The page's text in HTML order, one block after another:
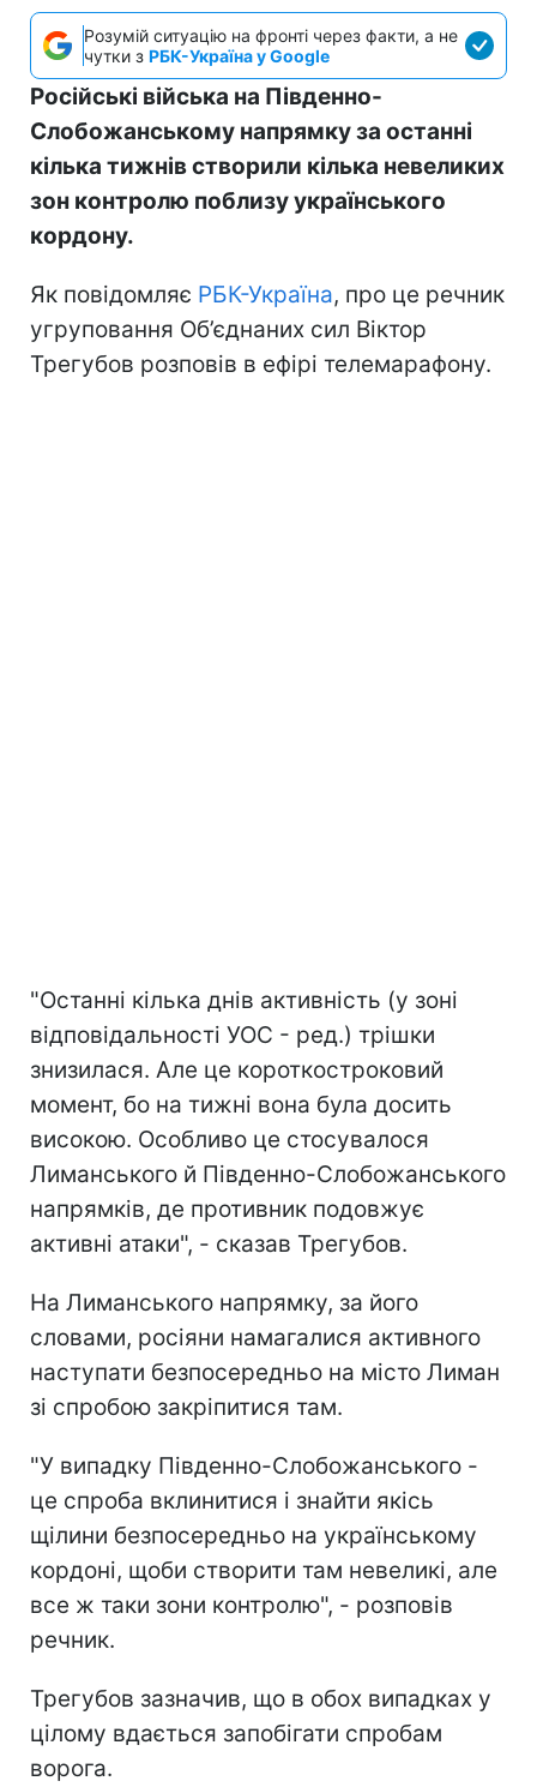
Розумій ситуацію на фронті через факти, а не
чутки з РБК-Україна у Google
Російські війська на Південно-
Слобожанському напрямку за останні
кілька тижнів створили кілька невеликих
зон контролю поблизу українського
кордону.
Як повідомляє РБК-Україна, про це речник
угруповання Об’єднаних сил Віктор
Трегубов розповів в ефірі телемарафону.
"Останні кілька днів активність (у зоні
відповідальності УОС - ред.) трішки
знизилася. Але це короткостроковий
момент, бо на тижні вона була досить
високою. Особливо це стосувалося
Лиманського й Південно-Слобожанського
напрямків, де противник подовжує
активні атаки", - сказав Трегубов.
На Лиманського напрямку, за його
словами, росіяни намагалися активного
наступати безпосередньо на місто Лиман
зі спробою закріпитися там.
"У випадку Південно-Слобожанського -
це спроба вклинитися і знайти якісь
щілини безпосередньо на українському
кордоні, щоби створити там невеликі, але
все ж таки зони контролю", - розповів
речник.
Трегубов зазначив, що в обох випадках у
цілому вдається запобігати спробам
ворога.